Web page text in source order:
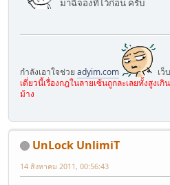
มาฉี่จองที่ไว้ก่อน ครับ
กำลังเอาใจช่วย adyim.com เว็
เดี่ยวนี้เรื่องกฎในลายเซ้นถูกละเลยทั้งสูง
ม้าง
UnLock UnlimiT
14 สิงหาคม 2011, 00:56:43